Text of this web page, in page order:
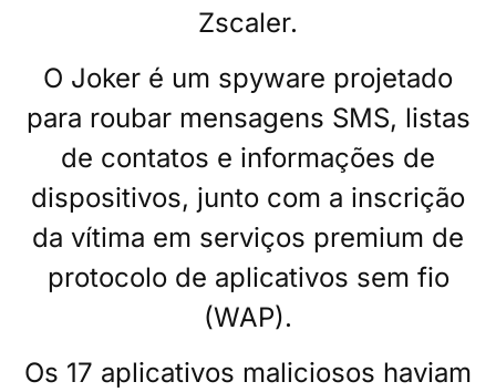
Zscaler.
O Joker é um spyware projetado
para roubar mensagens SMS, listas
de contatos e informações de
dispositivos, junto com a inscrição
da vítima em serviços premium de
protocolo de aplicativos sem fio
(WAP).
Os 17 aplicativos maliciosos haviam